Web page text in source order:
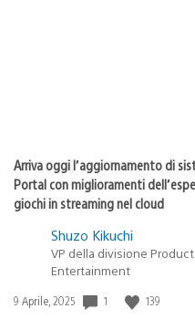
Arriva oggi l’aggiornamento di
Portal con miglioramenti
giochi in streaming nel cloud
Shuzo Kikuchi
VP della divisione
Entertainment
Data
9 Aprile, 2025 1 139